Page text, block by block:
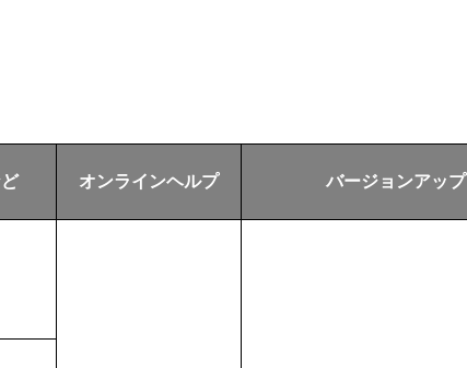
オンラインヘルプ バージョンアップ